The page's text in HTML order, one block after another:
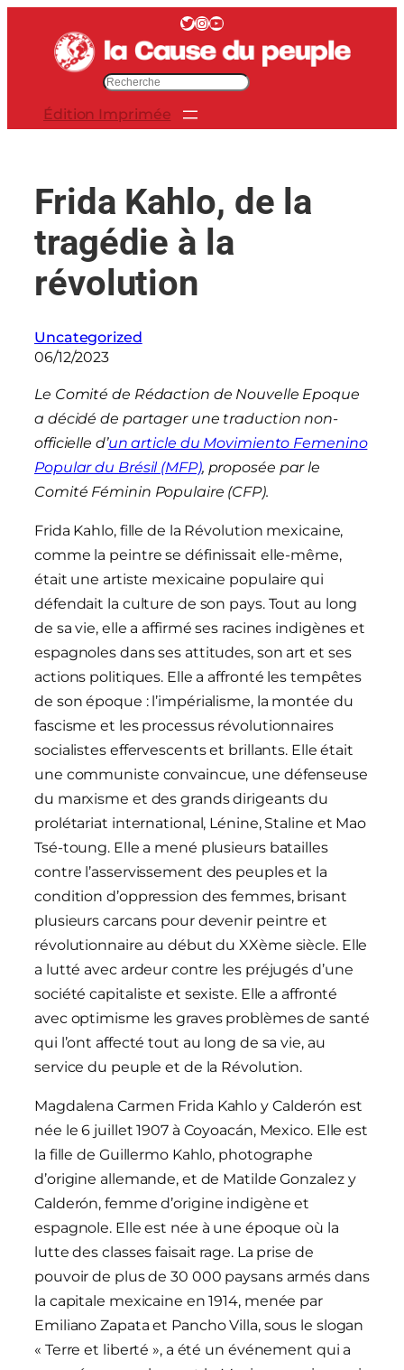
contenu
Twitter InstagramYouTube
e
Édition Imprimée
Frida Kahlo, de la
tragédie à la
révolution
Uncategorized
06/12/2023
Le Comité de Rédaction de Nouvelle Epoque
a décidé de partager une traduction non-
officielle d’un article du Movimiento Femenino
Popular du Brésil (MFP), proposée par le
Comité Féminin Populaire (CFP).
Frida Kahlo, fille de la Révolution mexicaine,
comme la peintre se définissait elle-même,
était une artiste mexicaine populaire qui
défendait la culture de son pays. Tout au long
de sa vie, elle a affirmé ses racines indigènes et
espagnoles dans ses attitudes, son art et ses
actions politiques. Elle a affronté les tempêtes
de son époque : l’impérialisme, la montée du
fascisme et les processus révolutionnaires
socialistes effervescents et brillants. Elle était
une communiste convaincue, une défenseuse
du marxisme et des grands dirigeants du
prolétariat international, Lénine, Staline et Mao
Tsé-toung. Elle a mené plusieurs batailles
contre l’asservissement des peuples et la
condition d’oppression des femmes, brisant
plusieurs carcans pour devenir peintre et
révolutionnaire au début du XXème siècle. Elle
a lutté avec ardeur contre les préjugés d’une
société capitaliste et sexiste. Elle a affronté
avec optimisme les graves problèmes de santé
qui l’ont affecté tout au long de sa vie, au
service du peuple et de la Révolution.
Magdalena Carmen Frida Kahlo y Calderón est
née le 6 juillet 1907 à Coyoacán, Mexico. Elle est
la fille de Guillermo Kahlo, photographe
d’origine allemande, et de Matilde Gonzalez y
Calderón, femme d’origine indigène et
espagnole. Elle est née à une époque où la
lutte des classes faisait rage. La prise de
pouvoir de plus de 30 000 paysans armés dans
la capitale mexicaine en 1914, menée par
Emiliano Zapata et Pancho Villa, sous le slogan
« Terre et liberté », a été un événement qui a